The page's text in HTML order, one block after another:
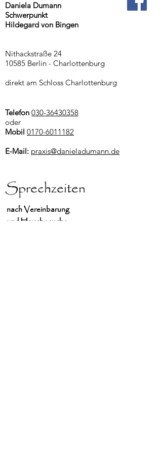
Daniela Dumann
Schwerpunkt
Hildegard von Bingen
Nithackstraße 24
10585 Berlin - Charlottenburg
direkt am Schloss Charlottenburg
Telefon 030-36430358
oder
Mobil 0170-6011182
E-Mail: praxis@danieladumann.de
Sprechzeiten
nach Vereinbarung
und Hausbesuche